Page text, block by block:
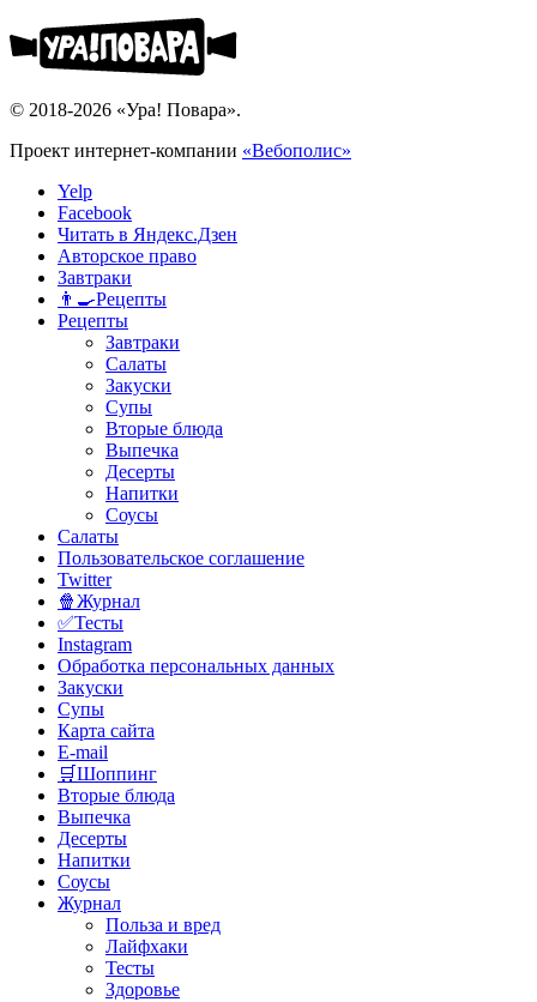
© 2018-2026 «Ура! Повара».
Проект интернет-компании «Вебополис»
Yelp
Facebook
Читать в Яндекс.Дзен
Авторское право
Завтраки
👨‍🍳Рецепты
Рецепты
Завтраки
Салаты
Закуски
Супы
Вторые блюда
Выпечка
Десерты
Напитки
Соусы
Салаты
Пользовательское соглашение
Twitter
🍿Журнал
✅Тесты
Instagram
Обработка персональных данных
Закуски
Супы
Карта сайта
E-mail
🛒Шоппинг
Вторые блюда
Выпечка
Десерты
Напитки
Соусы
Журнал
Польза и вред
Лайфхаки
Тесты
Здоровье